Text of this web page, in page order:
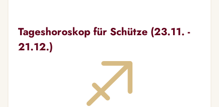
Tageshoroskop für Schütze (23.11. -
21.12.)